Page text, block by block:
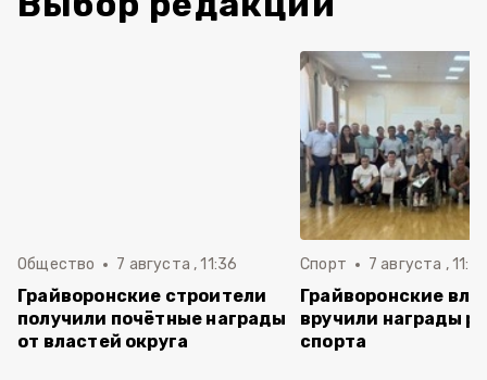
Общество 7 августа , 11:36
Грайворонские строители
получили почётные награды
от властей округа
Спорт 7 августа ,
Грайворонские
вручили награды
спорта